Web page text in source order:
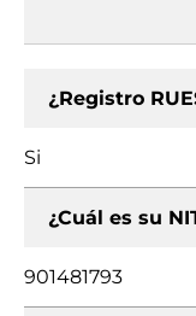
¿Registro
Si
¿Cuál es su
901481793